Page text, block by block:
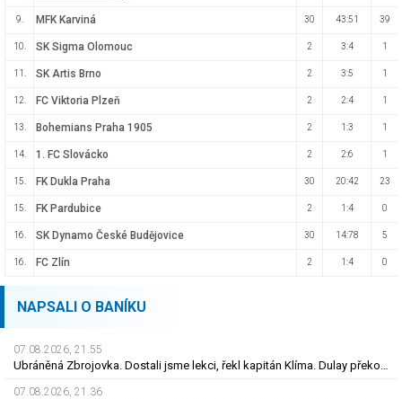
9. MFK Karviná 30 43:51 39
10. SK Sigma Olomouc 2 3:4 1
11. SK Artis Brno 2 3:5 1
12. FC Viktoria Plzeň 2 2:4 1
13. Bohemians Praha 1905 2 1:3 1
14. 1. FC Slovácko 2 2:6 1
15. FK Dukla Praha 30 20:42 23
15. FK Pardubice 2 1:4 0
16. SK Dynamo České Budějovice 30 14:78 5
16. FC Zlín 2 1:4 0
NAPSALI O BANÍKU
07.08.2026, 21.55
Ubráněná Zbrojovka. Dostali jsme lekci, řekl kapitán Klíma. Dulay překonal kamaráda
07.08.2026, 21.36